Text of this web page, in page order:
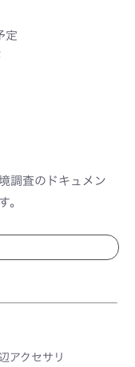
定
調査のドキュメン
。
アクセサリ